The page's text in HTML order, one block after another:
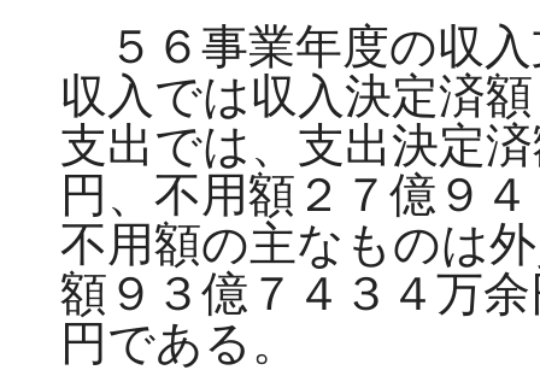
５６事業年度の収
収入では収入決定済
支出では、支出決定
円、不用額２７億９
不用額の主なものは
額９３億７４３４万
円である。